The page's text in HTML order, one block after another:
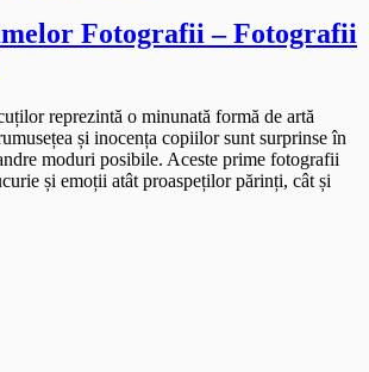
Fotografii – Fotografii
reprezintă o minunată formă de artă
și inocența copiilor sunt surprinse în
moduri posibile. Aceste prime fotografii
și emoții atât proaspeților părinți, cât și